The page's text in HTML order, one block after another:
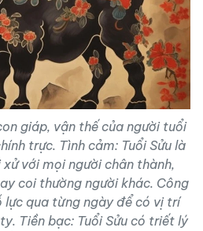
giáp, vận thế của người tuổi
trực. Tình cảm: Tuổi Sửu là
với mọi người chân thành,
coi thường người khác. Công
lực qua từng ngày để có vị trí
Tiền bạc: Tuổi Sửu có triết lý